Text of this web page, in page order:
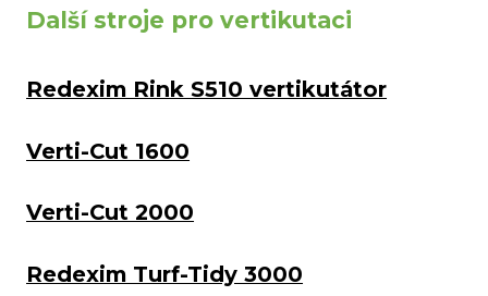
Další stroje pro vertikutaci
Redexim Rink S510 vertikutátor
Verti-Cut 1600
Verti-Cut 2000
Redexim Turf-Tidy 3000